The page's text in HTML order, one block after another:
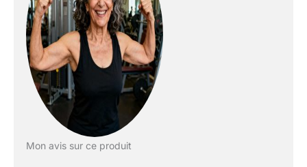
muscles défiés et améliorer la force, la
puissance et l'endurance.
Mon avis sur ce produit